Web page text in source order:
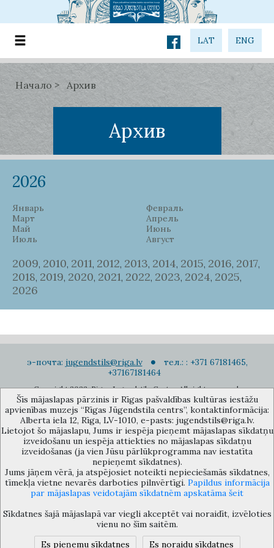
LAT ENG
Начало Архив
Архив
2026
Январь
Февраль
Март
Апрель
Май
Июнь
Июль
Август
2009, 2010, 2011, 2012, 2013, 2014, 2015, 2016, 2017,
2018, 2019, 2020, 2021, 2022, 2023, 2024, 2025,
2026
э-почта: jugendstils@riga.lv
тел.: : +371 67181465,
+37167181464
Copyright 2022. Rigas Jugendstila Centrs. All right reserved.
Подписаться на новости
Музей объединения культурных учереждений Рижского
самоуправления «Рижский центр югендстиля», улица Альберта 12,
Рига, LV 1010, Латвия (дверной код: 12), jugendstils@riga.lv
Šīs mājaslapas pārzinis ir Rīgas pašvaldības kultūras iestāžu
apvienības muzejs “Rīgas Jūgendstila centrs”, kontaktinformācija:
Alberta iela 12, Rīga, LV-1010, e-pasts: jugendstils@riga.lv.
Lietojot šo mājaslapu, Jums ir iespēja pieņemt mājaslapas sīkdatņu
izveidošanu un iespēja attiekties no mājaslapas sīkdatņu
izveidošanas (ja vien Jūsu pārlūkprogramma nav iestatīta
nepieņemt sīkdatnes).
Jums jāņem vērā, ja atspējosiet noteikti nepieciešamās sīkdatnes,
tīmekļa vietne nevarēs darboties pilnvērtīgi. Papildus informācija
par mājaslapas veidotajām sīkdatnēm apskatāma šeit
Sīkdatnes šajā mājaslapā var viegli akceptēt vai noraidīt, izvēloties
vienu no šīm saitēm.
Es pieņemu sīkdatnes
Es noraidu sīkdatnes